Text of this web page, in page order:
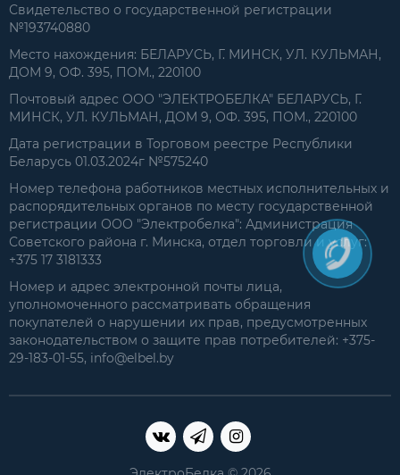
Свидетельство о государственной регистрации
№193740880
Место нахождения: БЕЛАРУСЬ, Г. МИНСК, УЛ. КУЛЬМАН,
ДОМ 9, ОФ. 395, ПОМ., 220100
Почтовый адрес ООО "ЭЛЕКТРОБЕЛКА" БЕЛАРУСЬ, Г.
МИНСК, УЛ. КУЛЬМАН, ДОМ 9, ОФ. 395, ПОМ., 220100
Дата регистрации в Торговом реестре Республики
Беларусь 01.03.2024г №575240
Номер телефона работников местных исполнительных и
распорядительных органов по месту государственной
регистрации ООО "Электробелка": Администрация
Советского района г. Минска, отдел торговли и услуг:
+375 17 3181333
Номер и адрес электронной почты лица,
уполномоченного рассматривать обращения
покупателей о нарушении их прав, предусмотренных
законодательством о защите прав потребителей: +375-
29-183-01-55, info@elbel.by